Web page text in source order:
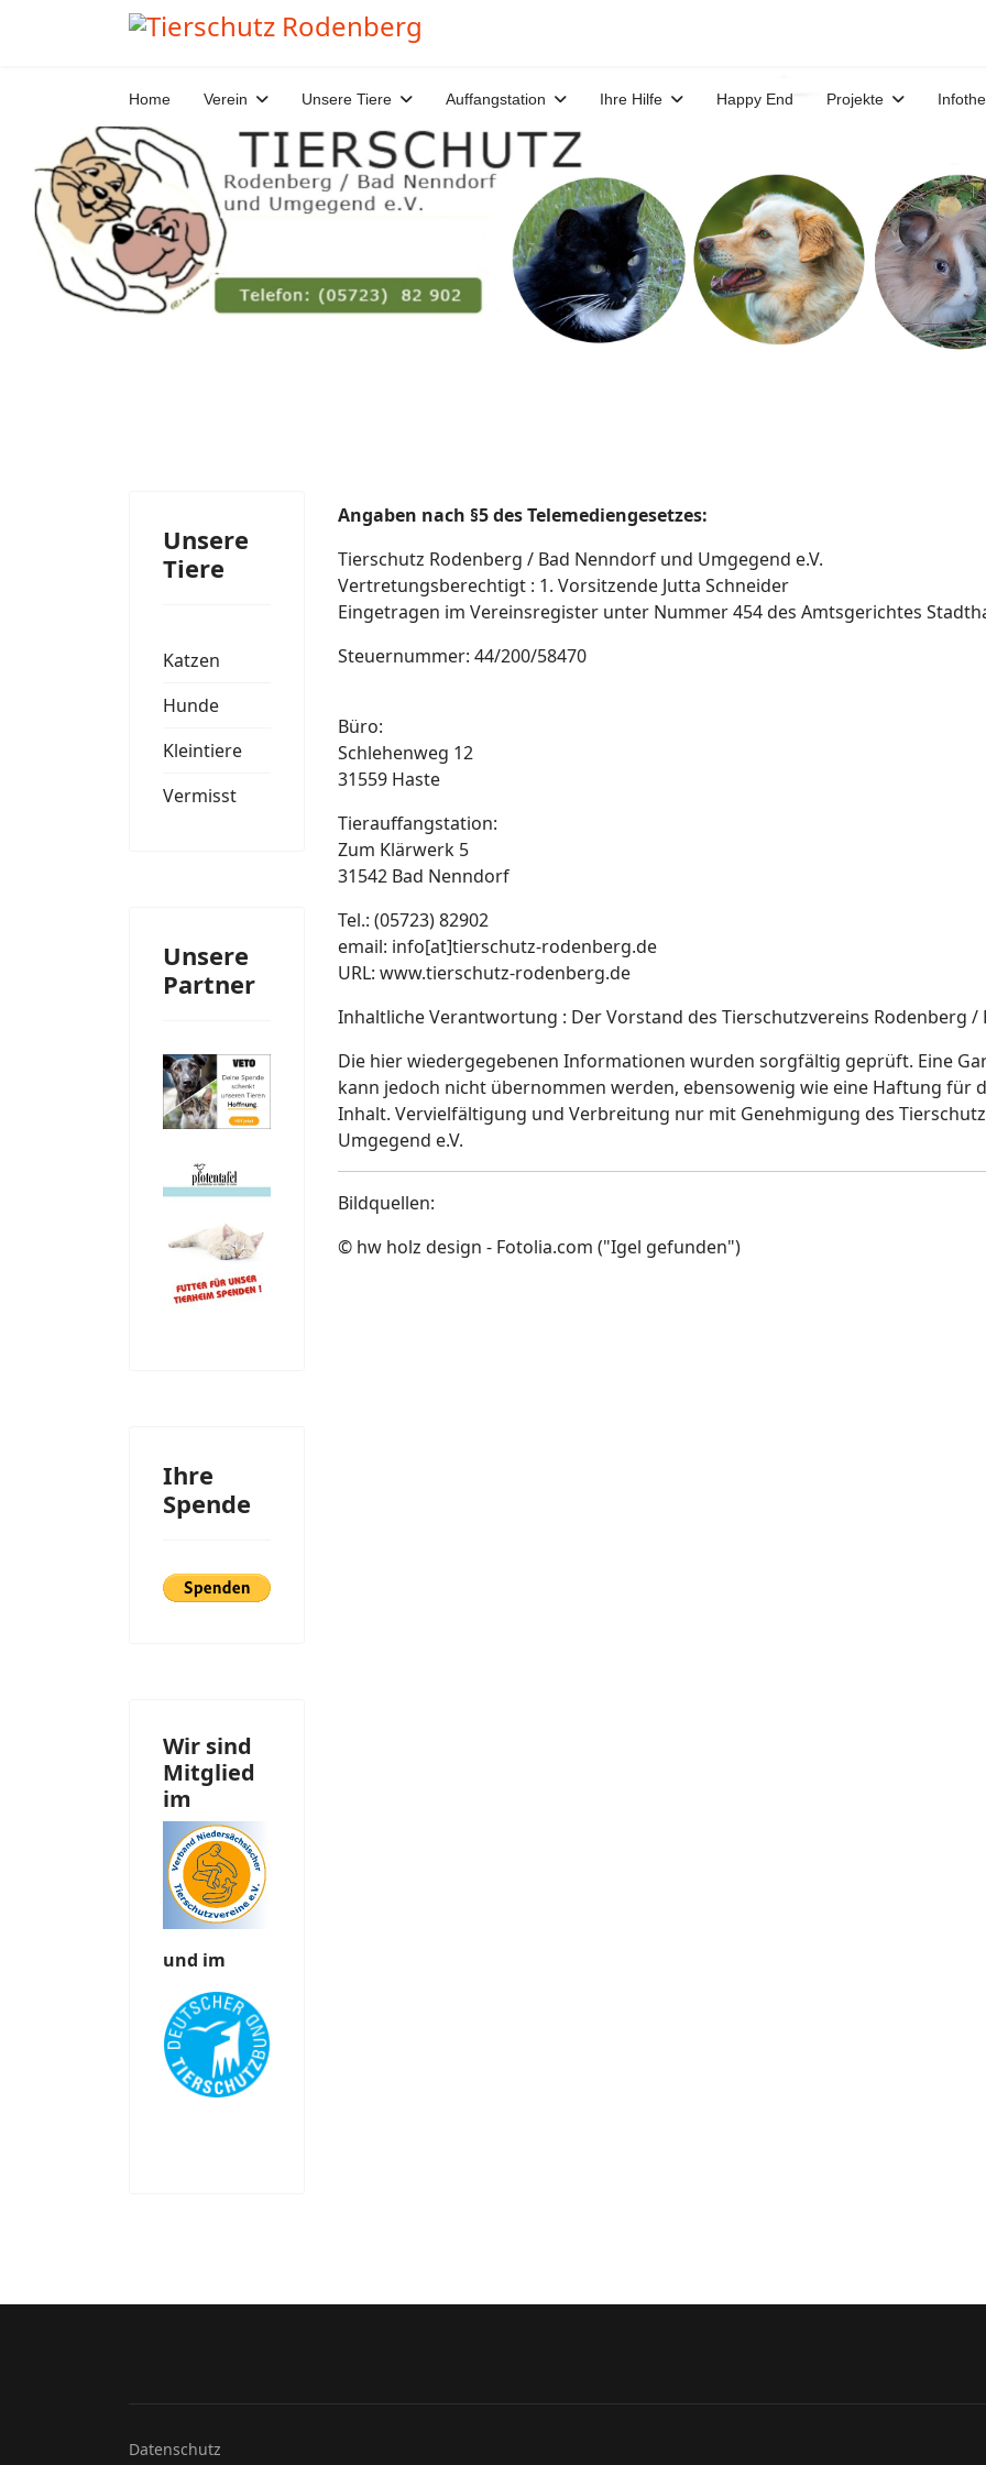
Home Verein Unsere Tiere Auffangstation Ihre Hilfe Happy End Projekte
Unsere
Tiere
Katzen
Hunde
Kleintiere
Vermisst
Unsere
Partner
Ihre
Spende
Wir sind
Mitglied
im
und im
Angaben nach §5 des Telemediengesetzes:
Tierschutz Rodenberg / Bad Nenndorf und Umgegend e.V.
Vertretungsberechtigt : 1. Vorsitzende Jutta Schneider
Eingetragen im Vereinsregister unter Nummer 454 des Amtsgerichtes
Steuernummer: 44/200/58470
Büro:
Schlehenweg 12
31559 Haste
Tierauffangstation:
Zum Klärwerk 5
31542 Bad Nenndorf
Tel.: (05723) 82902
email: info[at]tierschutz-rodenberg.de
URL: www.tierschutz-rodenberg.de
Inhaltliche Verantwortung : Der Vorstand des Tierschutzvereins Rodenberg /
Die hier wiedergegebenen Informationen wurden sorgfältig geprüft. Eine
kann jedoch nicht übernommen werden, ebensowenig wie eine Haftung für
Inhalt. Vervielfältigung und Verbreitung nur mit Genehmigung des
Umgegend e.V.
Bildquellen:
© hw holz design - Fotolia.com ("Igel gefunden")
Datenschutz